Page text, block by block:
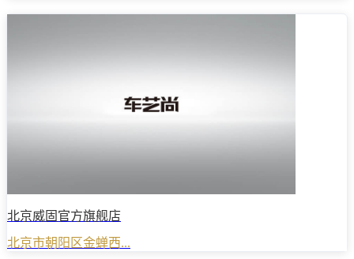
北京威固官方旗舰店
北京市朝阳区金蝉西...